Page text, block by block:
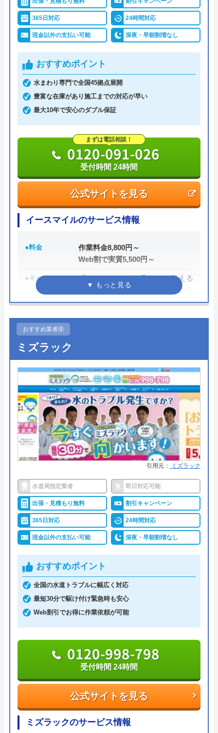
対応エリア詳
細
豊後大野市のトイレ水漏れ・つまり修
理に駆けつけ対応｜水道局指定業者ハ
ウスラボホーム
く、見積もりや出張料も無料なので、急なトラブル
でも気兼ねなく相談可能です。また、見積もり時に
「Webを見た」と申告すると、Web割で20%割引に
なります。
支払い方法にコンビニ後払いも選べるので、急な出
費で手持ちがなくても修理が可能です。他にも、ク
レジットカード払いや楽天ペイも利用でき、都合の
公式サイトを見る
0120-742-190
365日対応 24時間対応
現金以外の支払い可能 深夜・早朝割増なし
おすすめポイント
水まわり専門で全国45拠点展開
豊富な在庫があり施工までの対応が早い
最大10年で安心のダブル保証
公式サイトを見る
まずは電話相談！
0120-091-026
受付時間 24時間
イースマイルのサービス情報
●料金
作業料金8,800円～
Web割で実質5,500円～
●キャンペーン
「ホームページを見た」と伝える
だけで、WEB割で作業料金から
3,000円割引！
●駆けつけ時間 最短20分
●定休日 年中無休
●出張見積もり 出張・見積もり無料
●支払い方法
現金、銀行振込、モバイル、後払
い決済、クレジットカード
●累計実績
年間25万件、累計500万件の修理交
換実績
●保証・保険
工事保証12年・商品保証10年(最
詳細は公式HPでご確認ください
イースマイルがおすすめの理由
イースマイルは対応する自治体で適切な工事ができ
土日祝日・深夜早朝含む24時間365日、いつ相談し
ても割増料金がかからず、作業が始まるまでは一切
費用がかからないかなり信頼できる業者です。
ため技術力はもちろん接客もよく、トイレや排水
管、給湯器や蛇口の修理交換まで水回りのことなら
何でも相談できます。
電話で「ホームページを見た」と伝えるだけで3,000
円割引なので、相談する際は電話で相談し、忘れず
に伝えるようにしましょう。
おすすめ業者④
ミズラック
引用元： ミズラック
水道局指定業者 即日対応可能
出張・見積もり無料 割引キャンペーン
365日対応 24時間対応
現金以外の支払い可能 深夜・早朝割増なし
おすすめポイント
全国の水道トラブルに幅広く対応
最短30分で駆け付け緊急時も安心
Web割引でお得に作業依頼が可能
公式サイトを見る
0120-998-798
受付時間 24時間
ミズラックのサービス情報